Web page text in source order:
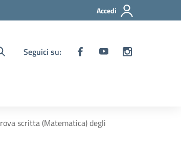
Accedi
Seguici su:
scritta (Matematica) degli